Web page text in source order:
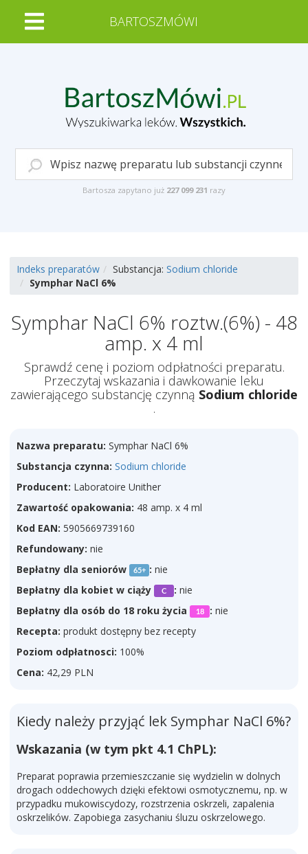
BARTOSZMÓWI
Bartosza zapytano już 227 099 231 razy
Indeks preparatów Substancja: Sodium chloride
Symphar NaCl 6%
Symphar NaCl 6% roztw.(6%) - 48
amp. x 4 ml
Sprawdź cenę i poziom odpłatności preparatu.
Przeczytaj wskazania i dawkowanie leku
zawierającego substancję czynną Sodium chloride
.
Nazwa preparatu: Symphar NaCl 6%
Substancja czynna: Sodium chloride
Producent: Laboratoire Unither
Zawartość opakowania: 48 amp. x 4 ml
Kod EAN: 5905669739160
Refundowany: nie
Bepłatny dla seniorów
65+ : nie
Bepłatny dla kobiet w ciąży
C : nie
Bepłatny dla osób do 18 roku życia
18 : nie
Recepta: produkt dostępny bez recepty
Poziom odpłatnosci: 100%
Cena: 42,29 PLN
Kiedy należy przyjąć lek Symphar NaCl 6%?
Wskazania (w tym pkt 4.1 ChPL):
Preparat poprawia przemieszczanie się wydzielin w dolnych
drogach oddechowych dzięki efektowi osmotycznemu, np. w
przypadku mukowiscydozy, rozstrzenia oskrzeli, zapalenia
oskrzelików. Zapobiega zasychaniu śluzu oskrzelowego.